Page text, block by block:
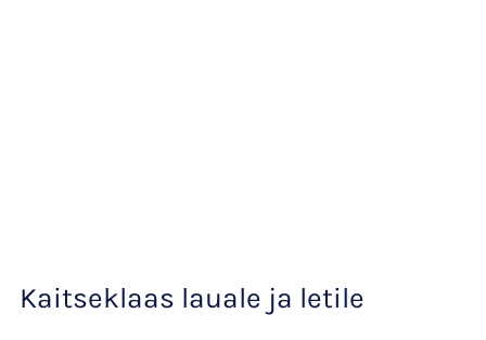
Kaitseklaas lauale ja letile